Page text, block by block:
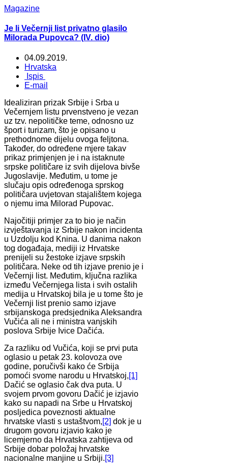
Magazine
Je li Večernji list privatno glasilo
Milorada Pupovca? (IV. dio)
04.09.2019.
Hrvatska
Ispis
E-mail
Idealiziran prizak Srbije i Srba u
Večernjem listu prvenstveno je vezan
uz tzv. nepolitičke teme, odnosno uz
šport i turizam, što je opisano u
prethodnome dijelu ovoga feljtona.
Također, do određene mjere takav
prikaz primjenjen je i na istaknute
srpske političare iz svih dijelova bivše
Jugoslavije. Međutim, u tome je
slučaju opis određenoga sprskog
političara uvjetovan stajalištem kojega
o njemu ima Milorad Pupovac.
Najočitiji primjer za to bio je način
izvještavanja iz Srbije nakon incidenta
u Uzdolju kod Knina. U danima nakon
tog događaja, mediji iz Hrvatske
prenijeli su žestoke izjave srpskih
političara. Neke od tih izjave prenio je i
Večernji list. Međutim, ključna razlika
između Večernjega lista i svih ostalih
medija u Hrvatskoj bila je u tome što je
Večernji list prenio samo izjave
srbijanskoga predsjednika Aleksandra
Vučića ali ne i ministra vanjskih
poslova Srbije Ivice Dačića.
Za razliku od Vučića, koji se prvi puta
oglasio u petak 23. kolovoza ove
godine, poručivši kako će Srbija
pomoći svome narodu u Hrvatskoj,[1]
Dačić se oglasio čak dva puta. U
svojem prvom govoru Dačić je izjavio
kako su napadi na Srbe u Hrvatskoj
posljedica poveznosti aktualne
hrvatske vlasti s ustaštvom,[2] dok je u
drugom govoru izjavio kako je
licemjerno da Hrvatska zahtijeva od
Srbije dobar položaj hrvatske
nacionalne manjine u Srbiji.[3]